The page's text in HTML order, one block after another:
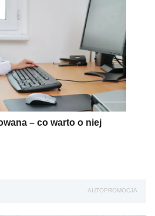
– co warto o niej
AUTOPROMOCJA